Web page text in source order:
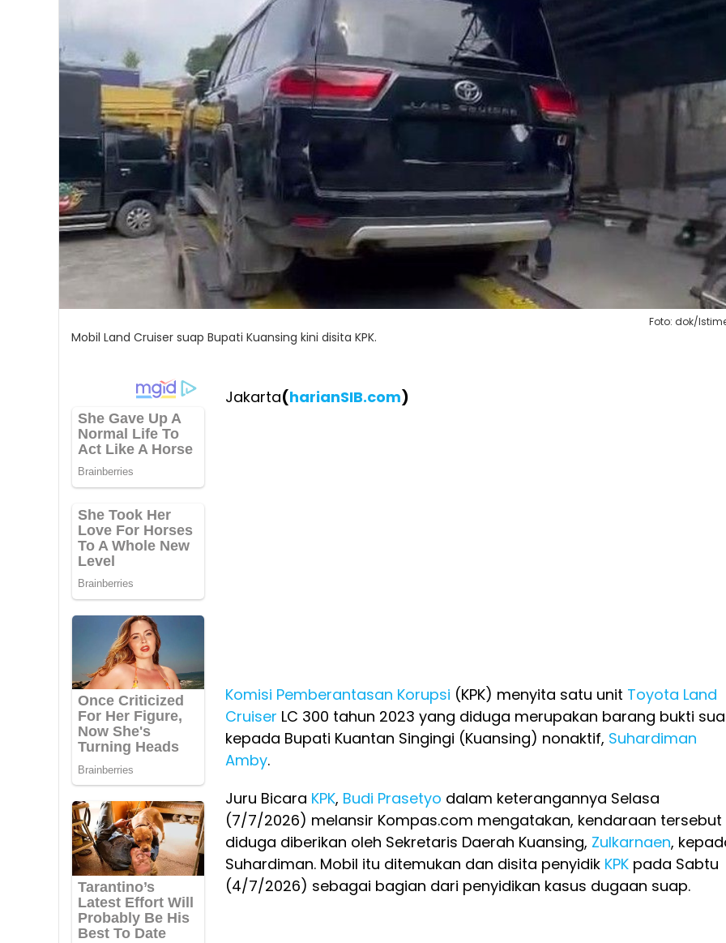
Foto: dok/
Mobil Land Cruiser suap Bupati Kuansing kini disita KPK.
Jakarta(harianSIB.com)
Komisi Pemberantasan Korupsi (KPK) menyita satu unit Toyota Land
Cruiser LC 300 tahun 2023 yang diduga merupakan barang bukti
kepada Bupati Kuantan Singingi (Kuansing) nonaktif, Suhardiman
Amby.
Juru Bicara KPK, Budi Prasetyo dalam keterangannya Selasa
(7/7/2026) melansir Kompas.com mengatakan, kendaraan tersebut
diduga diberikan oleh Sekretaris Daerah Kuansing, Zulkarnaen,
Suhardiman. Mobil itu ditemukan dan disita penyidik KPK pada Sabtu
(4/7/2026) sebagai bagian dari penyidikan kasus dugaan suap.